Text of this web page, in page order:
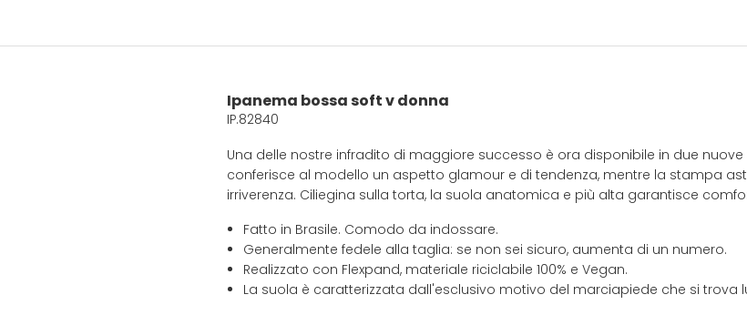
Ipanema bossa soft v donna
IP.82840
Una delle nostre infradito di maggiore successo è ora disponibile in due
conferisce al modello un aspetto glamour e di tendenza, mentre la stampa
irriverenza. Ciliegina sulla torta, la suola anatomica e più alta garantisce
Fatto in Brasile. Comodo da indossare.
Generalmente fedele alla taglia: se non sei sicuro, aumenta di un numero.
Realizzato con Flexpand, materiale riciclabile 100% e Vegan.
La suola è caratterizzata dall'esclusivo motivo del marciapiede che si